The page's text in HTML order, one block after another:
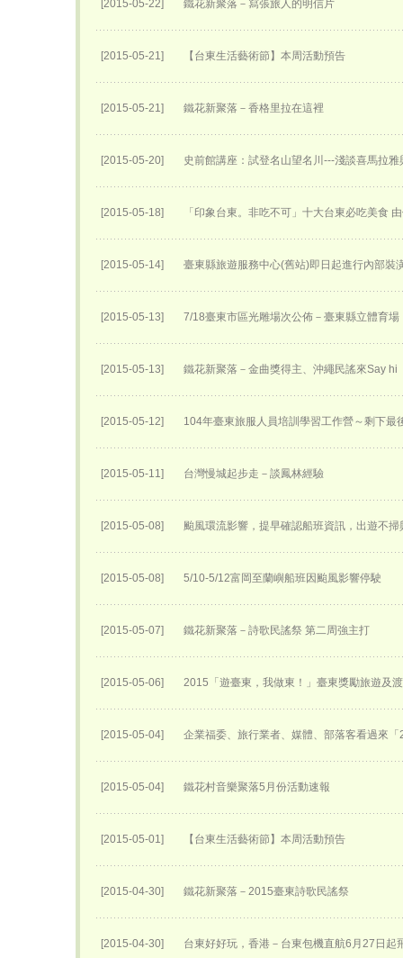
[2015-05-22] 鐵花新聚落－寫張旅人的明信片
[2015-05-21] 【台東生活藝術節】本周活動預告
[2015-05-21] 鐵花新聚落－香格里拉在這裡
[2015-05-20] 史前館講座：試登名山望名川---淺談喜馬拉雅
[2015-05-18] 「印象台東。非吃不可」十大台東必吃美食
[2015-05-14] 臺東縣旅遊服務中心(舊站)即日起進行內部裝
[2015-05-13] 7/18臺東市區光雕場次公佈－臺東縣立體育場
[2015-05-13] 鐵花新聚落－金曲獎得主、沖繩民謠來Say hi
[2015-05-12] 104年臺東旅服人員培訓學習工作營～剩下最
[2015-05-11] 台灣慢城起步走－談鳳林經驗
[2015-05-08] 颱風環流影響，提早確認船班資訊，出遊不掃
[2015-05-08] 5/10-5/12富岡至蘭嶼船班因颱風影響停駛
[2015-05-07] 鐵花新聚落－詩歌民謠祭 第二周強主打
[2015-05-06] 2015「遊臺東，我做東！」臺東獎勵旅遊及
[2015-05-04] 企業福委、旅行業者、媒體、部落客看過來
[2015-05-04] 鐵花村音樂聚落5月份活動速報
[2015-05-01] 【台東生活藝術節】本周活動預告
[2015-04-30] 鐵花新聚落－2015臺東詩歌民謠祭
[2015-04-30] 台東好好玩，香港－台東包機直航6月27日​起